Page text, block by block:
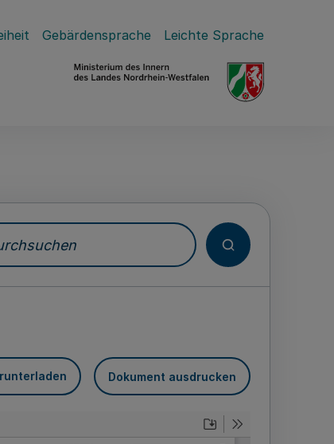
Gebärdensprache Leichte Sprache
Dokument ausdrucken